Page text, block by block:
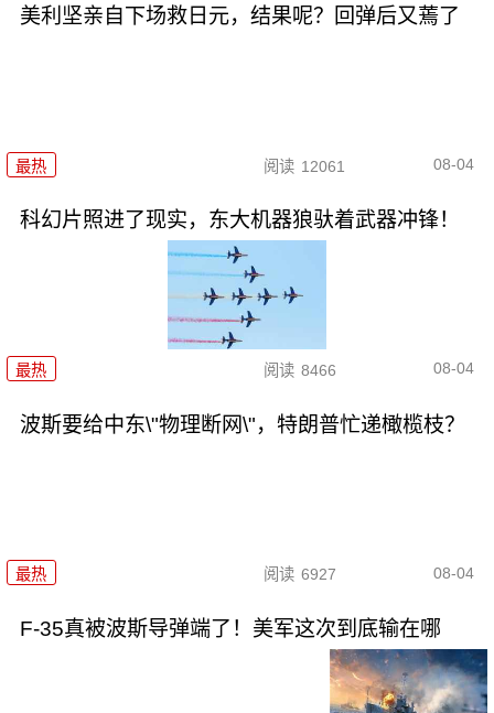
美利坚亲自下场救日元，结果呢？回弹后又蔫了
最热 阅读 12061 08-04
科幻片照进了现实，东大机器狼驮着武器冲锋！
最热 阅读 8466 08-04
波斯要给中东\"物理断网\"，特朗普忙递橄榄枝？
最热 阅读 6927 08-04
F-35真被波斯导弹端了！美军这次到底输在哪